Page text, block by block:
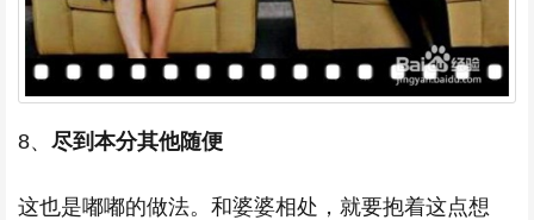
8、 尽到本分其他随便
这也是嘟嘟的做法。和婆婆相处，就要抱着这点想